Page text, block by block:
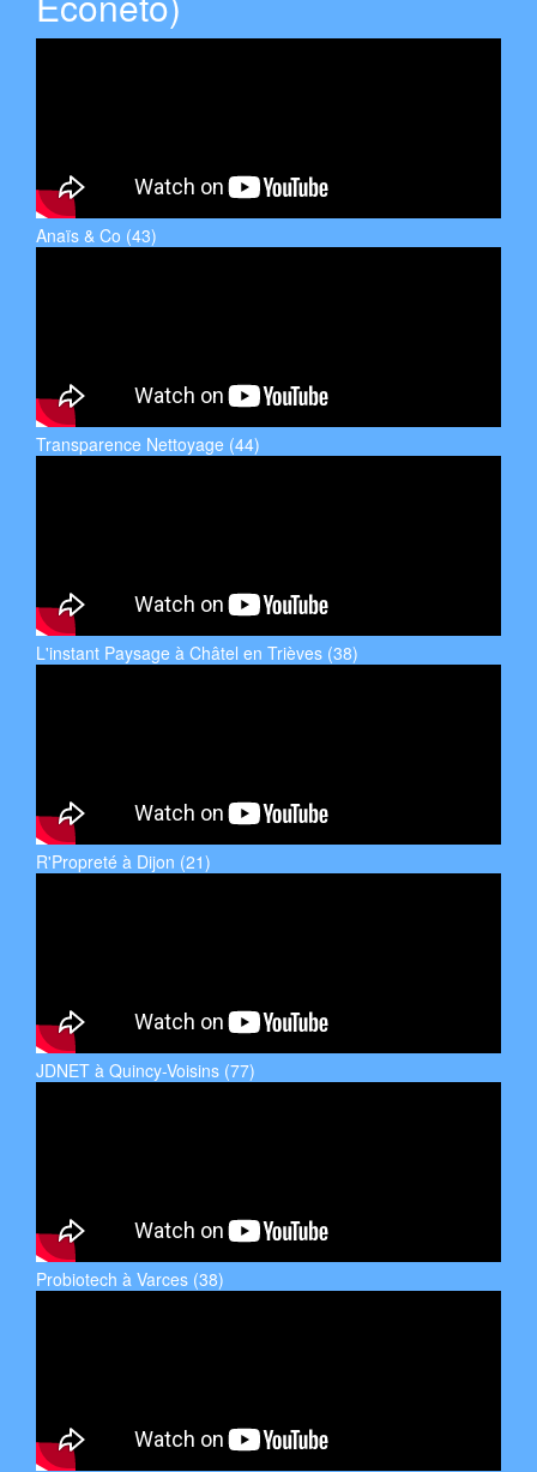
Anaïs & Co (43)
Transparence Nettoyage (44)
L'instant Paysage à Châtel en Trièves (38)
R'Propreté à Dijon (21)
JDNET à Quincy-Voisins (77)
Probiotech à Varces (38)